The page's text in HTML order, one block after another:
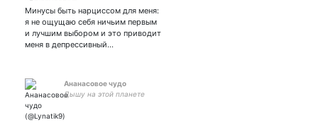
если вы терф.
Минусы быть нарциссом для меня:
я не ощущаю себя ничьим первым
и лучшим выбором и это приводит
меня в депрессивный…
Ананасовое чудо
Дышу на этой планете